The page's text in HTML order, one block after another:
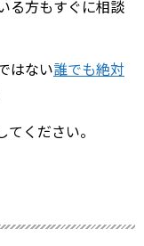
る方もすぐに相談
はない誰でも絶対
ください。